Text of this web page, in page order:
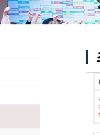
전경사진